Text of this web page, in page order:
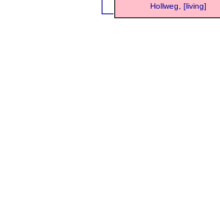
Hollweg, [living]